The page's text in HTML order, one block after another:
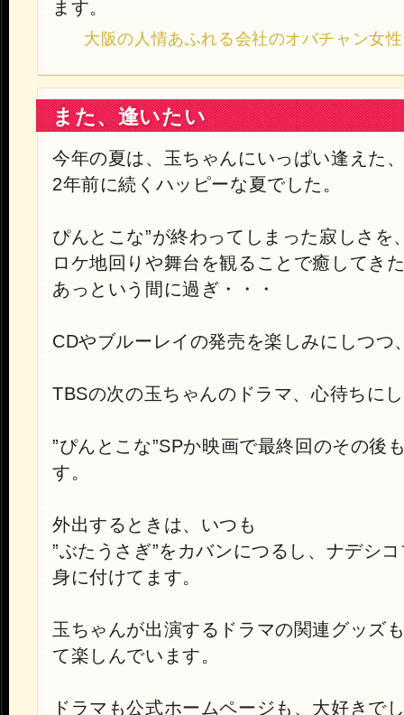
ます。
大阪の人情あふれる会社のオバチャン女
また、逢いたい
今年の夏は、玉ちゃんにいっぱい逢えた
2年前に続くハッピーな夏でした。
ぴんとこな”が終わってしまった寂しさを
ロケ地回りや舞台を観ることで癒してき
あっという間に過ぎ・・・
CDやブルーレイの発売を楽しみにしつつ
TBSの次の玉ちゃんのドラマ、心待ちに
”ぴんとこな”SPか映画で最終回のその後
す。
外出するときは、いつも
”ぶたうさぎ”をカバンにつるし、ナデシ
身に付けてます。
玉ちゃんが出演するドラマの関連グッズ
て楽しんでいます。
ドラマも公式ホームページも、大好きで